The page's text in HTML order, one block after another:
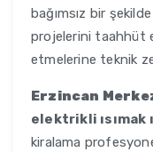
bağımsız bir
projelerini taahhüt
etmelerine teknik
Erzincan
elektrikli ısımak
kiralama